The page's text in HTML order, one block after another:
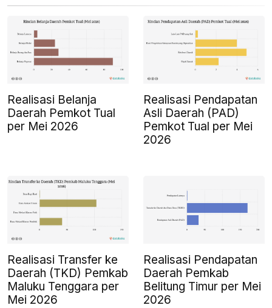
Realisasi Belanja
Daerah Pemkot Tual
per Mei 2026
Realisasi Pendapatan
Asli Daerah (PAD)
Pemkot Tual per Mei
2026
Realisasi Transfer ke
Daerah (TKD) Pemkab
Maluku Tenggara per
Mei 2026
Realisasi Pendapatan
Daerah Pemkab
Belitung Timur per Mei
2026